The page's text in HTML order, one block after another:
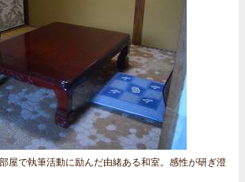
屋で執筆活動に励んだ由緒ある和室。感性が研ぎ澄